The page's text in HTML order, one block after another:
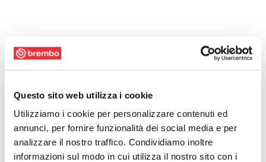
Questo sito web utilizza i cookie
Utilizziamo i cookie per personalizzare contenuti ed
annunci, per fornire funzionalità dei social media e per
analizzare il nostro traffico. Condividiamo inoltre
informazioni sul modo in cui utilizza il nostro sito con i